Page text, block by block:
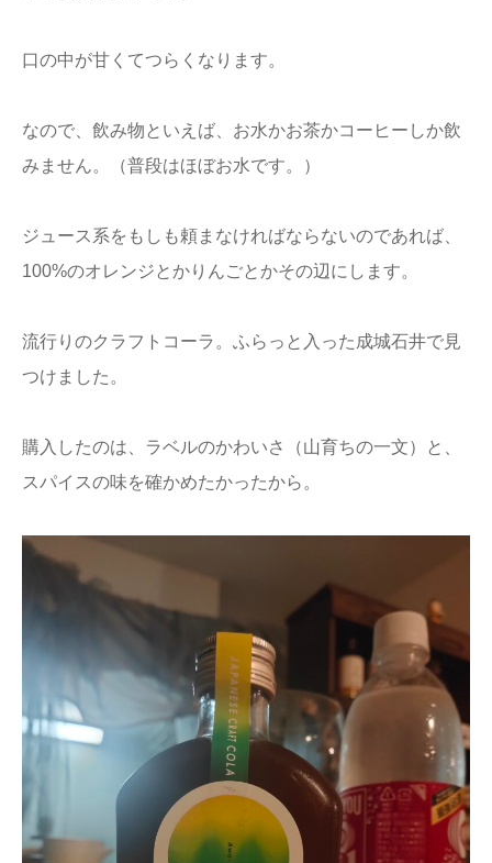
口の中が甘くてつらくなります。
なので、飲み物といえば、お水かお茶かコーヒーしか飲
みません。（普段はほぼお水です。）
ジュース系をもしも頼まなければならないのであれば、
100%のオレンジとかりんごとかその辺にします。
流行りのクラフトコーラ。ふらっと入った成城石井で見
つけました。
購入したのは、ラベルのかわいさ（山育ちの一文）と、
スパイスの味を確かめたかったから。